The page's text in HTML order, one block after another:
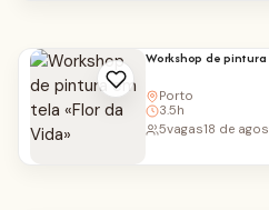
Workshop de
Porto
3.5h
5vagas18 de